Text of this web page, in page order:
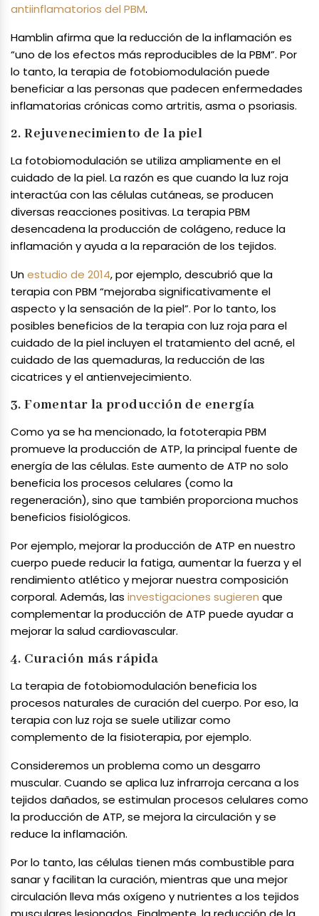
antiinflamatorios del PBM.
Hamblin afirma que la reducción de la inflamación es
“uno de los efectos más reproducibles de la PBM”. Por
lo tanto, la terapia de fotobiomodulación puede
beneficiar a las personas que padecen enfermedades
inflamatorias crónicas como artritis, asma o psoriasis.
2. Rejuvenecimiento de la piel
La fotobiomodulación se utiliza ampliamente en el
cuidado de la piel. La razón es que cuando la luz roja
interactúa con las células cutáneas, se producen
diversas reacciones positivas. La terapia PBM
desencadena la producción de colágeno, reduce la
inflamación y ayuda a la reparación de los tejidos.
Unestudio de 2014, por ejemplo, descubrió que la
terapia con PBM “mejoraba significativamente el
aspecto y la sensación de la piel”. Por lo tanto, los
posibles beneficios de la terapia con luz roja para el
cuidado de la piel incluyen el tratamiento del acné, el
cuidado de las quemaduras, la reducción de las
cicatrices y el antienvejecimiento.
3. Fomentar la producción de energía
Como ya se ha mencionado, la fototerapia PBM
promueve la producción de ATP, la principal fuente de
energía de las células. Este aumento de ATP no solo
beneficia los procesos celulares (como la
regeneración), sino que también proporciona muchos
beneficios fisiológicos.
Por ejemplo, mejorar la producción de ATP en nuestro
cuerpo puede reducir la fatiga, aumentar la fuerza y el
rendimiento atlético y mejorar nuestra composición
corporal. Además, las investigaciones sugieren que
complementar la producción de ATP puede ayudar a
mejorar la salud cardiovascular.
4. Curación más rápida
La terapia de fotobiomodulación beneficia los
procesos naturales de curación del cuerpo. Por eso, la
terapia con luz roja se suele utilizar como
complemento de la fisioterapia, por ejemplo.
Consideremos un problema como un desgarro
muscular. Cuando se aplica luz infrarroja cercana a los
tejidos dañados, se estimulan procesos celulares como
la producción de ATP, se mejora la circulación y se
reduce la inflamación.
Por lo tanto, las células tienen más combustible para
sanar y facilitan la curación, mientras que una mejor
circulación lleva más oxígeno y nutrientes a los tejidos